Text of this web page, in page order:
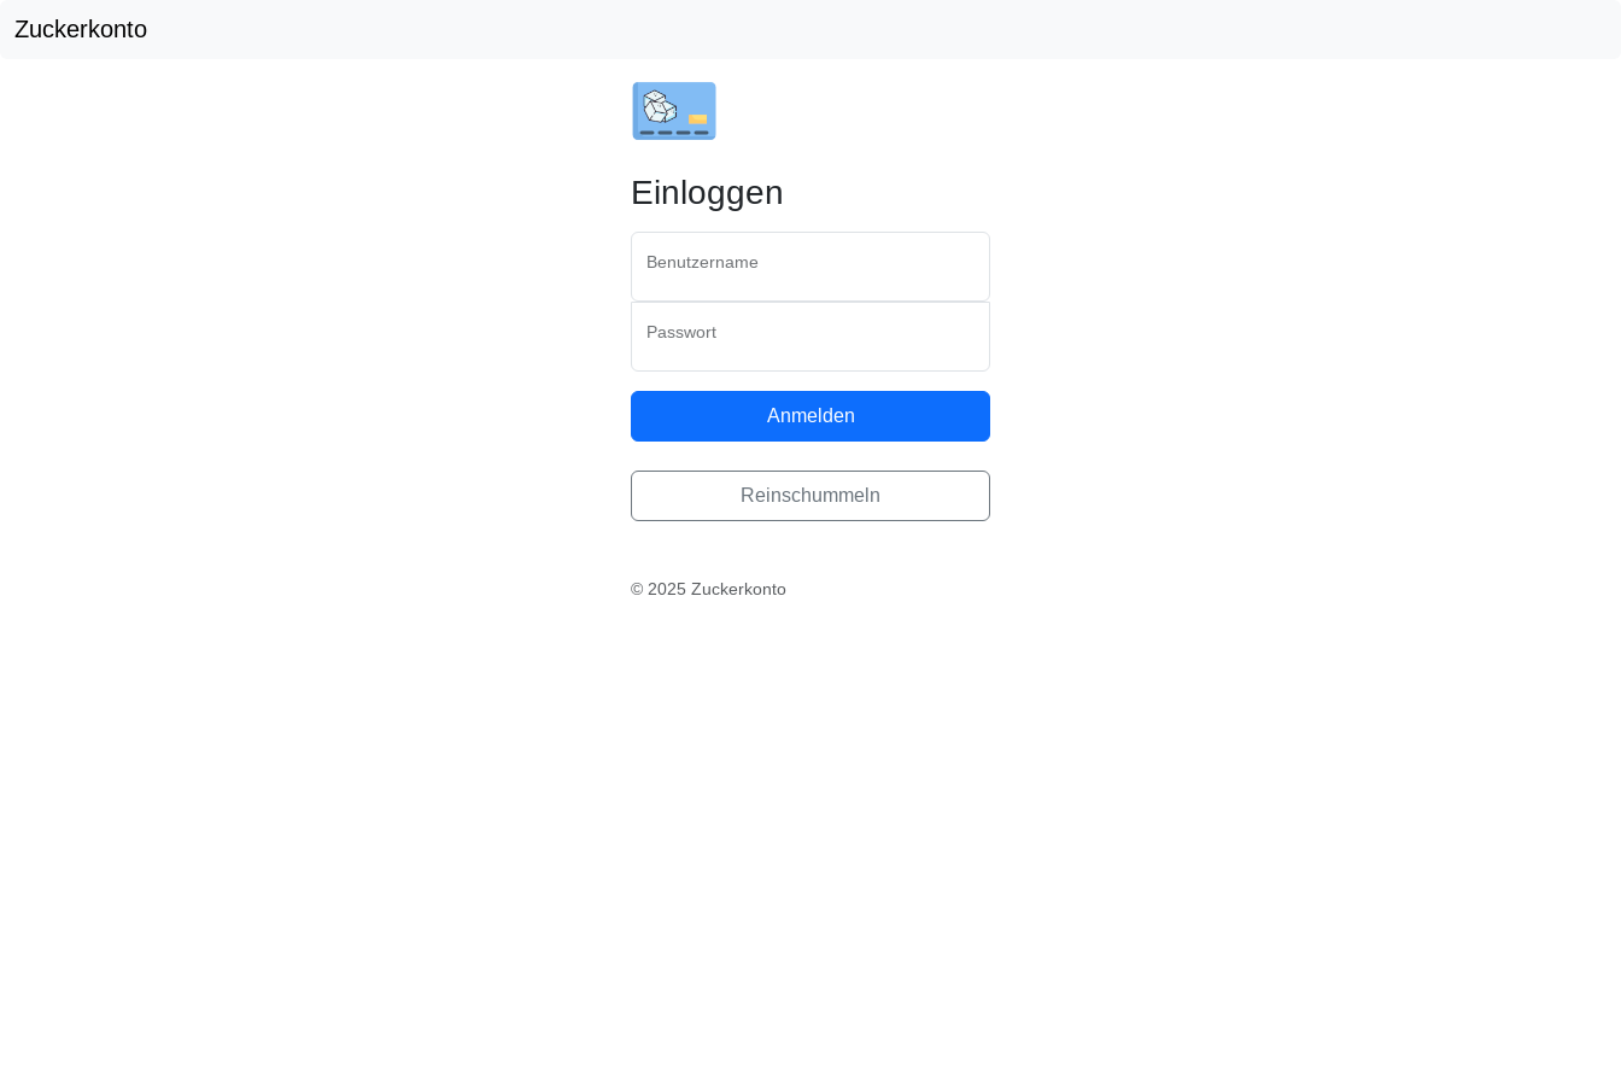
Zuckerkonto
Einloggen
Benutzername
Passwort
Anmelden
Reinschummeln
© 2025 Zuckerkonto